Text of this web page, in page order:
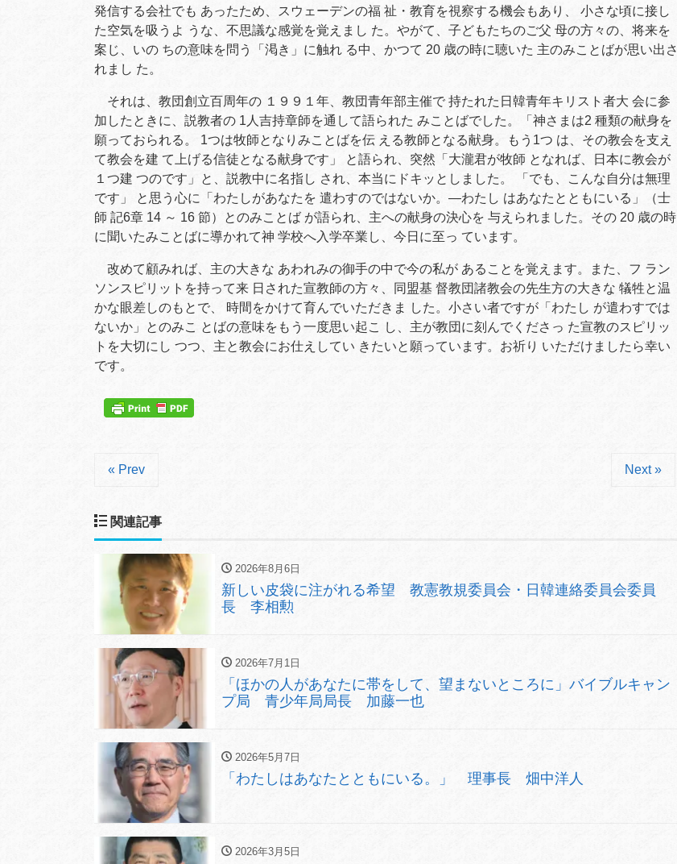
発信する会社でも あったため、スウェーデンの福 祉・教育を視察する機会もあり、 小さな頃に接し
た空気を吸うよ うな、不思議な感覚を覚えまし た。やがて、子どもたちのご父 母の方々の、将来を
案じ、いの ちの意味を問う「渇き」に触れ る中、かつて 20 歳の時に聴いた 主のみことばが思い出さ
れまし た。
それは、教団創立百周年の １９９１年、教団青年部主催で 持たれた日韓青年キリスト者大 会に参
加したときに、説教者の 1人吉持章師を通して語られた みことばでした。「神さまは2 種類の献身を
願っておられる。 1つは牧師となりみことばを伝 える教師となる献身。もう1つ は、その教会を支え
て教会を建 て上げる信徒となる献身です」 と語られ、突然「大瀧君が牧師 となれば、日本に教会が
１つ建 つのです」と、説教中に名指し され、本当にドキッとしました。 「でも、こんな自分は無理
です」 と思う心に「わたしがあなたを 遣わすのではないか。―わたし はあなたとともにいる」（士
師 記6章 14 ～ 16 節）とのみことば が語られ、主への献身の決心を 与えられました。その 20 歳の時
に聞いたみことばに導かれて神 学校へ入学卒業し、今日に至っ ています。
改めて顧みれば、主の大きな あわれみの御手の中で今の私が あることを覚えます。また、フ ラン
ソンスピリットを持って来 日された宣教師の方々、同盟基 督教団諸教会の先生方の大きな 犠牲と温
かな眼差しのもとで、 時間をかけて育んでいただきま した。小さい者ですが「わたし が遣わすでは
ないか」とのみこ とばの意味をもう一度思い起こ し、主が教団に刻んでくださっ た宣教のスピリッ
トを大切にし つつ、主と教会にお仕えしてい きたいと願っています。お祈り いただけましたら幸い
です。
« Prev Next »
関連記事
2026年8月6日
新しい皮袋に注がれる希望 教憲教規委員会・日韓連絡委員会委員
長 李相勲
2026年7月1日
「ほかの人があなたに帯をして、望まないところに」バイブルキャン
プ局 青少年局局長 加藤一也
2026年5月7日
「わたしはあなたとともにいる。」 理事長 畑中洋人
2026年3月5日